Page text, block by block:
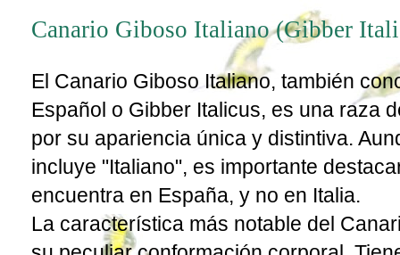
Canario Giboso Italiano (Gibber
El Canario Giboso Italiano, también
Español o Gibber Italicus, es una raza
por su apariencia única y distintiva.
incluye "Italiano", es importante
encuentra en España, y no en Italia.
La característica más notable del